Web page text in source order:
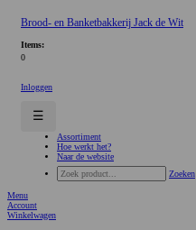
Brood- en Banketbakkerij Jack de Wit
Items:
0
Inloggen
☰
Assortiment
Hoe werkt het?
Naar de website
Zoeken
Menu
Account
Winkelwagen